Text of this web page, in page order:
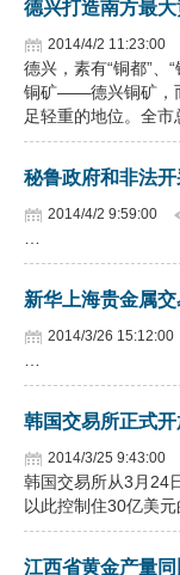
德兴打造南方最
2014/4/2 11:23:00
德兴，素有“铜都”、
铜矿——德兴铜矿，
足轻重的地位。全
秘鲁政府和非法
2014/4/2 9:59:00
新华上海贵金属
2014/3/26 15:12:00
韩国交易所正式
2014/3/25 9:43:00
韩国交易所从3月24
以此控制住30亿美
江西省黄金产量